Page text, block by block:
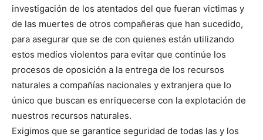
investigación de los atentados del que fueran victimas y
de las muertes de otros compañeras que han sucedido,
para asegurar que se de con quienes están utilizando
estos medios violentos para evitar que continúe los
procesos de oposición a la entrega de los recursos
naturales a compañías nacionales y extranjera que lo
único que buscan es enriquecerse con la explotación de
nuestros recursos naturales.
Exigimos que se garantice seguridad de todas las y los